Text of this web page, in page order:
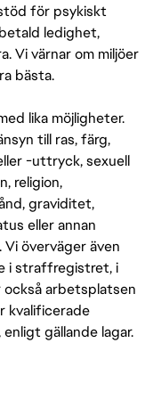
för psykiskt
ledighet,
Vi värnar om miljöer
bästa.
lika möjligheter.
till ras, färg,
-uttryck, sexuell
religion,
graviditet,
eller annan
överväger även
i straffregistret, i
också arbetsplatsen
kvalificerade
gällande lagar.